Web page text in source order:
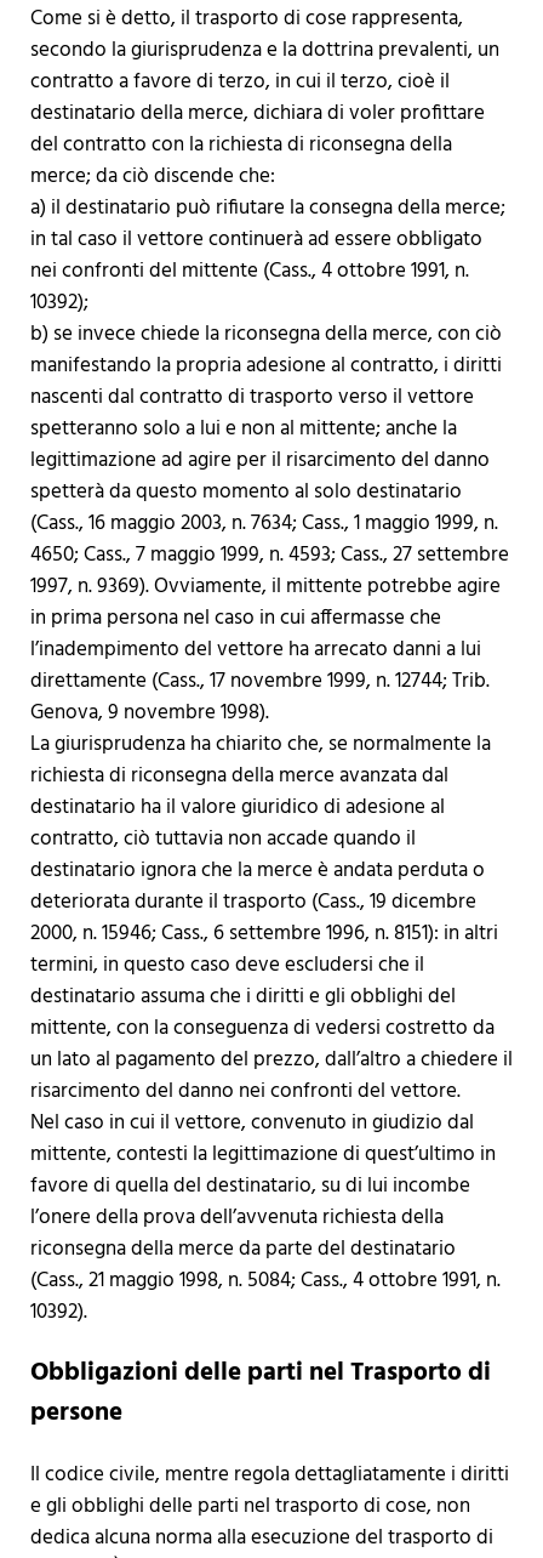
Come si è detto, il trasporto di cose rappresenta,
secondo la giurisprudenza e la dottrina prevalenti, un
contratto a favore di terzo, in cui il terzo, cioè il
destinatario della merce, dichiara di voler profittare
del contratto con la richiesta di riconsegna della
merce; da ciò discende che:
a) il destinatario può rifiutare la consegna della merce;
in tal caso il vettore continuerà ad essere obbligato
nei confronti del mittente (Cass., 4 ottobre 1991, n.
10392);
b) se invece chiede la riconsegna della merce, con ciò
manifestando la propria adesione al contratto, i diritti
nascenti dal contratto di trasporto verso il vettore
spetteranno solo a lui e non al mittente; anche la
legittimazione ad agire per il risarcimento del danno
spetterà da questo momento al solo destinatario
(Cass., 16 maggio 2003, n. 7634; Cass., 1 maggio 1999, n.
4650; Cass., 7 maggio 1999, n. 4593; Cass., 27 settembre
1997, n. 9369). Ovviamente, il mittente potrebbe agire
in prima persona nel caso in cui affermasse che
l’inadempimento del vettore ha arrecato danni a lui
direttamente (Cass., 17 novembre 1999, n. 12744; Trib.
Genova, 9 novembre 1998).
La giurisprudenza ha chiarito che, se normalmente la
richiesta di riconsegna della merce avanzata dal
destinatario ha il valore giuridico di adesione al
contratto, ciò tuttavia non accade quando il
destinatario ignora che la merce è andata perduta o
deteriorata durante il trasporto (Cass., 19 dicembre
2000, n. 15946; Cass., 6 settembre 1996, n. 8151): in altri
termini, in questo caso deve escludersi che il
destinatario assuma che i diritti e gli obblighi del
mittente, con la conseguenza di vedersi costretto da
un lato al pagamento del prezzo, dall’altro a chiedere il
risarcimento del danno nei confronti del vettore.
Nel caso in cui il vettore, convenuto in giudizio dal
mittente, contesti la legittimazione di quest’ultimo in
favore di quella del destinatario, su di lui incombe
l’onere della prova dell’avvenuta richiesta della
riconsegna della merce da parte del destinatario
(Cass., 21 maggio 1998, n. 5084; Cass., 4 ottobre 1991, n.
10392).
Obbligazioni delle parti nel Trasporto di
persone
Il codice civile, mentre regola dettagliatamente i diritti
e gli obblighi delle parti nel trasporto di cose, non
dedica alcuna norma alla esecuzione del trasporto di